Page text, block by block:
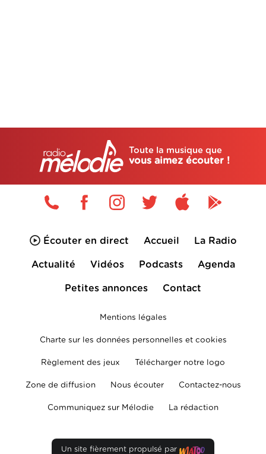
Toute la musique que
vous aimez écouter !
Écouter en direct Accueil La Radio
Actualité Vidéos Podcasts Agenda
Petites annonces Contact
Mentions légales
Charte sur les données personnelles et cookies
Règlement des jeux Télécharger notre logo
Zone de diffusion Nous écouter Contactez-nous
Communiquez sur Mélodie La rédaction
Un site fièrement propulsé par